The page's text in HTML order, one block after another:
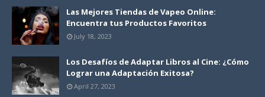
Las Mejores Tiendas de Vapeo Online:
Encuentra tus Productos Favoritos
July 18, 2023
Los Desafíos de Adaptar Libros al Cine: ¿Cómo
Lograr una Adaptación Exitosa?
April 27, 2023